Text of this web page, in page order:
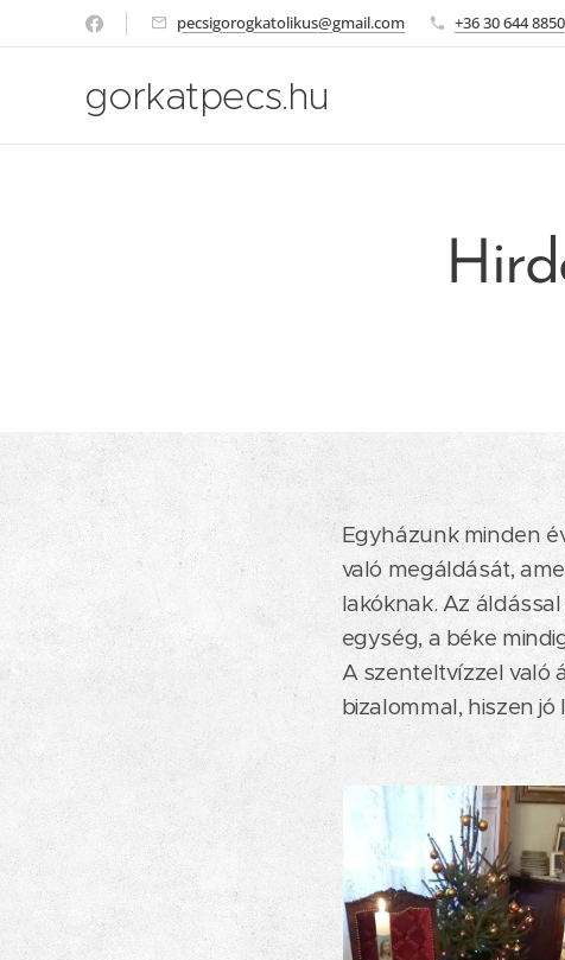
pecsigorogkatolikus@gmail.com +36 30 644 8850
gorkatpecs.hu
Egyházunk minden
való megáldását,
lakóknak. Az
egység, a béke
A szenteltvízzel való
bizalommal, hiszen